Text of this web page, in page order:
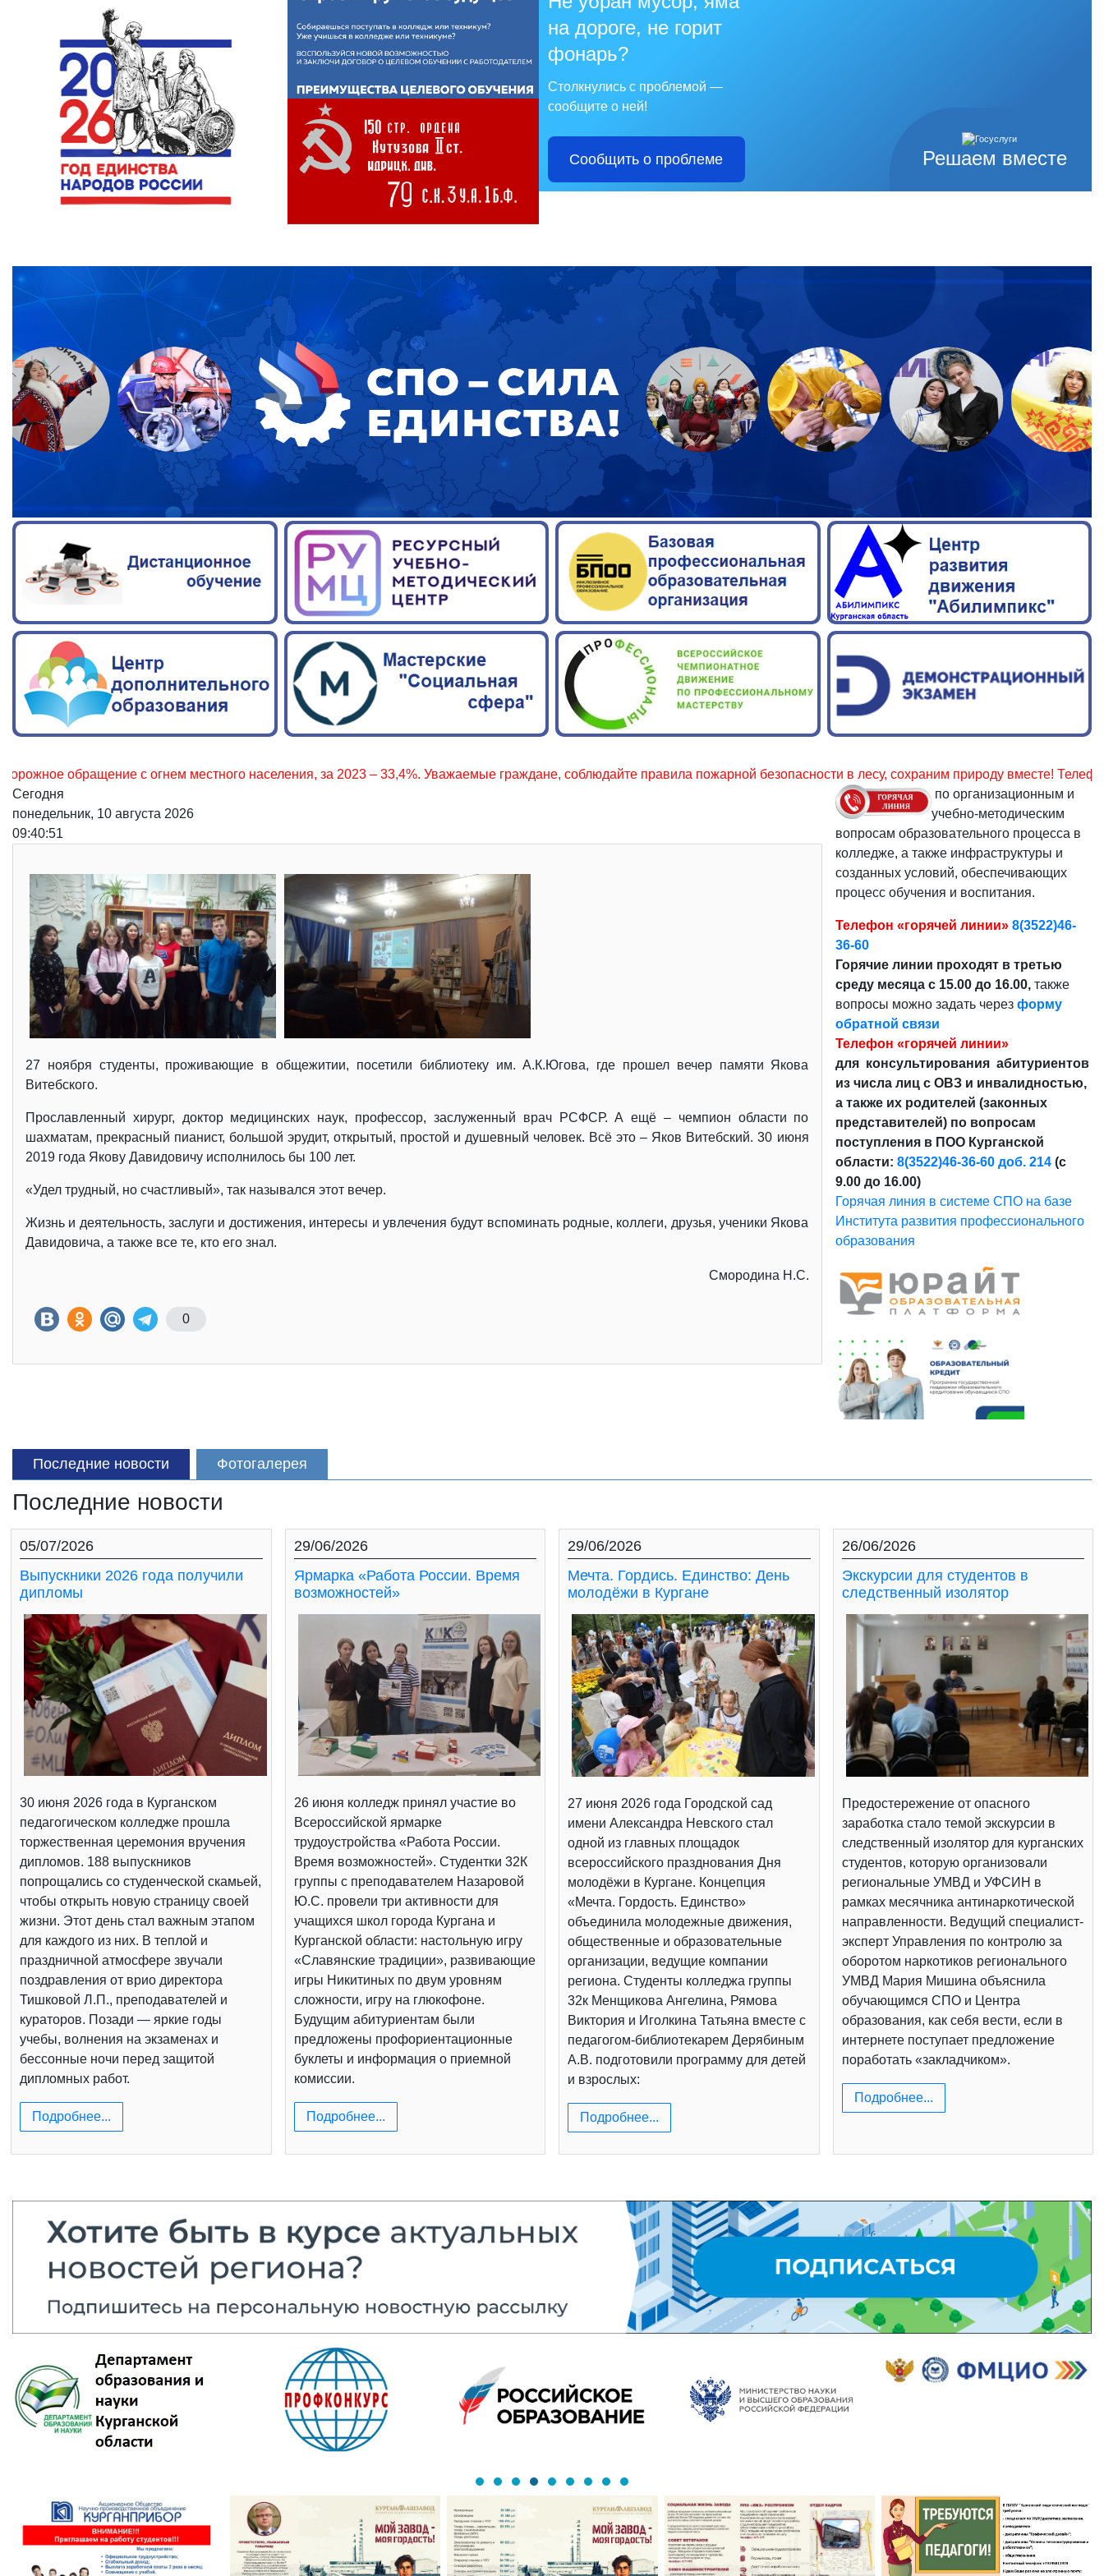
Решаем вместе
на дороге, не горит
фонарь?
Столкнулись с проблемой —
сообщите о ней!
Сообщить о проблеме
местного населения, за 2023 – 33,4%. Уважаемые граждане, соблюдайте правила пожарной безопасности в лесу, сохраним природу вместе! Телефон для передачи
Сегодня
понедельник, 10 августа 2026
09:40:53
27 ноября студенты, проживающие в общежитии, посетили библиотеку им. А.К.Югова, где прошел вечер памяти Якова
Витебского.
Прославленный хирург, доктор медицинских наук, профессор, заслуженный врач РСФСР. А ещё – чемпион области по
шахматам, прекрасный пианист, большой эрудит, открытый, простой и душевный человек. Всё это – Яков Витебский. 30 июня
2019 года Якову Давидовичу исполнилось бы 100 лет.
«Удел трудный, но счастливый», так назывался этот вечер.
Жизнь и деятельность, заслуги и достижения, интересы и увлечения будут вспоминать родные, коллеги, друзья, ученики Якова
Давидовича, а также все те, кто его знал.
Смородина Н.С.
0
по организационным и
учебно-методическим
вопросам образовательного процесса в
колледже, а также инфраструктуры и
созданных условий, обеспечивающих
процесс обучения и воспитания.
Телефон «горячей линии» 8(3522)46-
36-60
Горячие линии проходят в третью
среду месяца с 15.00 до 16.00, также
вопросы можно задать через форму
обратной связи
Телефон «горячей линии»
для консультирования абитуриентов
из числа лиц с ОВЗ и инвалидностью,
а также их родителей (законных
представителей) по вопросам
поступления в ПОО Курганской
области: 8(3522)46-36-60 доб. 214(с
9.00 до 16.00)
Горячая линия в системе СПО на базе
Института развития профессионального
образования
Последние новости Фотогалерея
Последние новости
05/07/2026
Выпускники 2026 года получили
дипломы
30 июня 2026 года в Курганском
педагогическом колледже прошла
торжественная церемония вручения
дипломов. 188 выпускников
попрощались со студенческой скамьей,
чтобы открыть новую страницу своей
жизни. Этот день стал важным этапом
для каждого из них. В теплой и
праздничной атмосфере звучали
поздравления от врио директора
Тишковой Л.П., преподавателей и
кураторов. Позади — яркие годы
учебы, волнения на экзаменах и
бессонные ночи перед защитой
дипломных работ.
Подробнее...
29/06/2026
Ярмарка «Работа России. Время
возможностей»
26 июня колледж принял участие во
Всероссийской ярмарке
трудоустройства «Работа России.
Время возможностей». Студентки 32К
группы с преподавателем Назаровой
Ю.С. провели три активности для
учащихся школ города Кургана и
Курганской области: настольную игру
«Славянские традиции», развивающие
игры Никитиных по двум уровням
сложности, игру на глюкофоне.
Будущим абитуриентам были
предложены профориентационные
буклеты и информация о приемной
комиссии.
Подробнее...
29/06/2026
Мечта. Гордись. Единство: День
молодёжи в Кургане
27 июня 2026 года Городской сад
имени Александра Невского стал
одной из главных площадок
всероссийского празднования Дня
молодёжи в Кургане. Концепция
«Мечта. Гордость. Единство»
объединила молодежные движения,
общественные и образовательные
организации, ведущие компании
региона. Студенты колледжа группы
32к Менщикова Ангелина, Рямова
Виктория и Иголкина Татьяна вместе с
педагогом-библиотекарем Дерябиным
А.В. подготовили программу для детей
и взрослых:
Подробнее...
26/06/2026
Экскурсии для студентов в
следственный изолятор
Предостережение от опасного
заработка стало темой экскурсии в
следственный изолятор для курганских
студентов, которую организовали
региональные УМВД и УФСИН в
рамках месячника антинаркотической
направленности. Ведущий специалист-
эксперт Управления по контролю за
оборотом наркотиков регионального
УМВД Мария Мишина объяснила
обучающимся СПО и Центра
образования, как себя вести, если в
интернете поступает предложение
поработать «закладчиком».
Подробнее...